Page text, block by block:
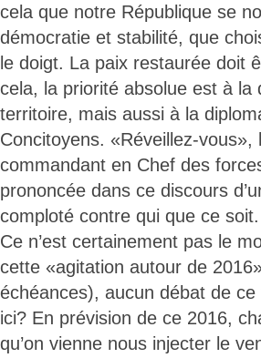
cela que notre République se
démocratie et stabilité, que
le doigt. La paix restaurée doit
cela, la priorité absolue est à
territoire, mais aussi à la
Concitoyens. «Réveillez-vous»,
commandant en Chef des
prononcée dans ce discours
comploté contre qui que ce
Ce n’est certainement pas le
cette «agitation autour de
échéances), aucun débat de
ici? En prévision de ce 2016,
qu’on vienne nous injecter le